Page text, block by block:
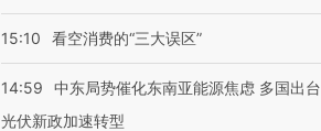
15:10 看空消费的“三大误区”
14:59
中东局势催化东南亚能源焦虑 多国出台
光伏新政加速转型